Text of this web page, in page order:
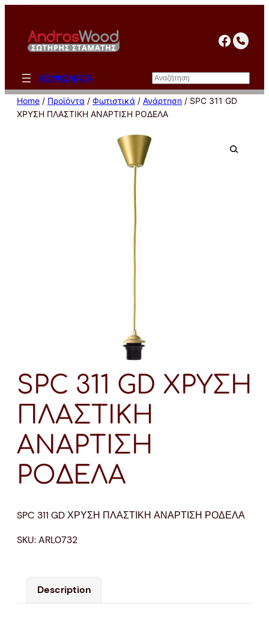
περιεχόμενο
ΚΟΥΦΩΜΑΤΑ Αναζήτηση
Home / Προϊόντα / Φωτιστικά / Ανάρτηση / SPC 311 GD
ΧΡΥΣΗ ΠΛΑΣΤΙΚΗ ΑΝΑΡΤΙΣΗ ΡΟΔΕΛΑ
SPC 311 GD ΧΡΥΣΗ
ΠΛΑΣΤΙΚΗ
ΑΝΑΡΤΙΣΗ
ΡΟΔΕΛΑ
SPC 311 GD ΧΡΥΣΗ ΠΛΑΣΤΙΚΗ ΑΝΑΡΤΙΣΗ ΡΟΔΕΛΑ
SKU:ARL0732
Description